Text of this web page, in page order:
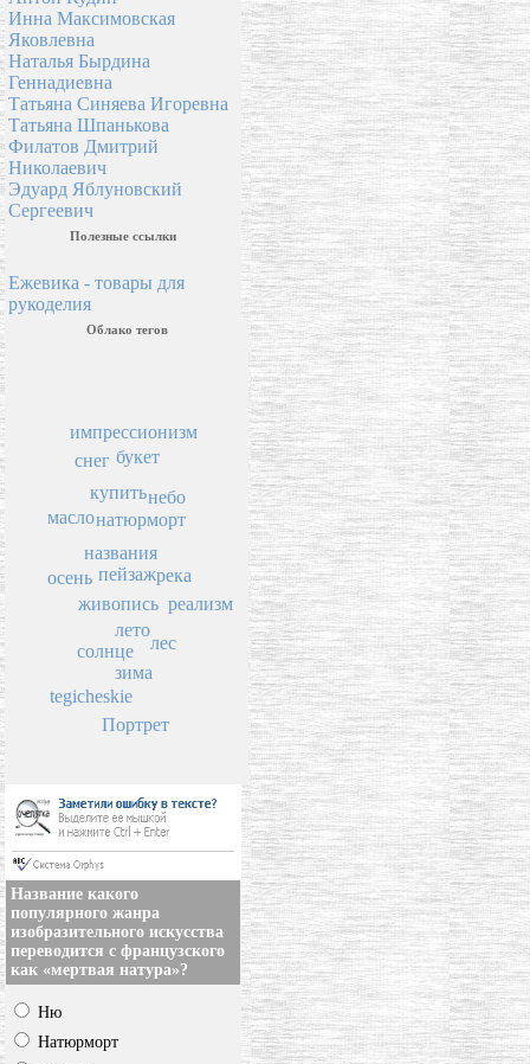
Инна Максимовская
Яковлевна
Наталья Бырдина
Геннадиевна
Татьяна Синяева Игоревна
Татьяна Шпанькова
Филатов Дмитрий
Николаевич
Эдуард Яблуновский
Сергеевич
Полезные ссылки
Ежевика - товары для
рукоделия
Облако тегов
пейзаж
названия
живопись
лето
натюрморт
купить
солнце
лес
зима
осень
букет
масло
река
снег
tegicheskie
реализм
небо
импрессионизм
Портрет
Название какого
популярного жанра
изобразительного искусства
переводится с французского
как «мертвая натура»?
Ню
Натюрморт